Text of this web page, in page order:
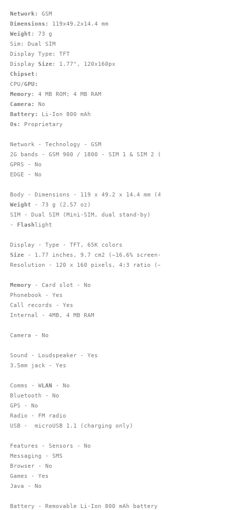
Network:
Dimensions:
Weight : 73 g
Sim: Dual SIM
Display Type: TFT
Display Size
Chipset :
CPU/GPU:
Memory
Camera:
Battery:
Os:
Proprietary
Network - Technology - GSM
2G bands - GSM 900 / 1800 - SIM 1 & SIM 2 (dual-SIM model
GPRS - No
EDGE - No
Weight - 73 g (2.57 oz)
SIM - Dual SIM (Mini-SIM, dual stand-by)
- Flashlight
Size - 1.77 inches, 9.7 cm2 (~16.6% screen-to-body ratio)
Resolution - 120 x 160 pixels, 4:3 ratio (~113 ppi density)
Memory - Card slot - No
Phonebook - Yes
Call records - Yes
Internal - 4MB, 4 MB RAM
Camera - No
Sound - Loudspeaker - Yes
3.5mm jack - Yes
Comms - WLAN - No
Bluetooth - No
GPS - No
Radio - FM radio
USB -  microUSB 1.1 (charging only)
Features - Sensors - No
Messaging - SMS
Browser - No
Games - Yes
Java - No
Battery - Removable Li-Ion 800 mAh battery